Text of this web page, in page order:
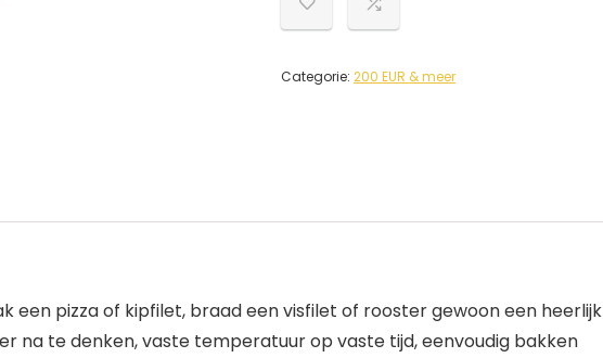
Categorie: 200 EUR & meer
bak een pizza of kipfilet, braad een visfilet of rooster gewoon een
na te denken, vaste temperatuur op vaste tijd, eenvoudig bakken